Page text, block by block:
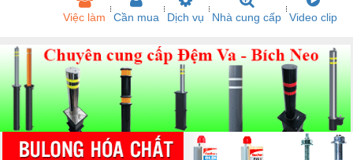
Việc làm Cần mua Dịch vụ Nhà cung cấp Video clip